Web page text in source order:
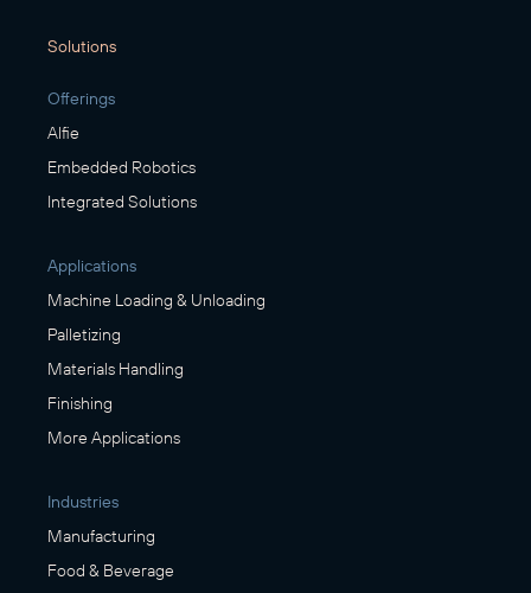
Solutions
Offerings
Alfie
Embedded Robotics
Integrated Solutions
Applications
Machine Loading & Unloading
Palletizing
Materials Handling
Finishing
More Applications
Industries
Manufacturing
Food & Beverage